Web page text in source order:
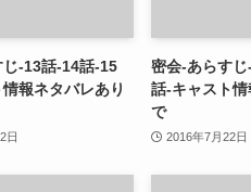
-13話-14話-15
報ネタバレあり
日
密会-あらす
話-キャスト情
で
2016年7月22日